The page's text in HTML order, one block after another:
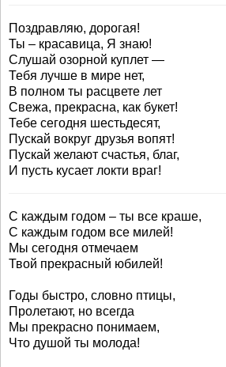
Поздравляю, дорогая!
Ты – красавица, Я знаю!
Слушай озорной куплет —
Тебя лучше в мире нет,
В полном ты расцвете лет
Свежа, прекрасна, как букет!
Тебе сегодня шестьдесят,
Пускай вокруг друзья вопят!
Пускай желают счастья, благ,
И пусть кусает локти враг!
С каждым годом – ты все краше,
С каждым годом все милей!
Мы сегодня отмечаем
Твой прекрасный юбилей!
Годы быстро, словно птицы,
Пролетают, но всегда
Мы прекрасно понимаем,
Что душой ты молода!